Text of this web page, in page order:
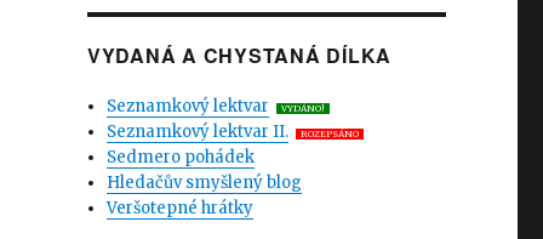
VYDANÁ A CHYSTANÁ DÍLKA
Seznamkový lektvar VYDÁNO!
Seznamkový lektvar II. ROZEPSÁNO
Sedmero pohádek
Hledačův smyšlený blog
Veršotepné hrátky